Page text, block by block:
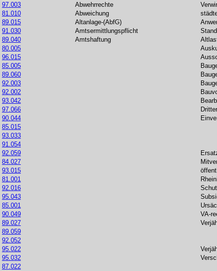
97.003
Abwehrrechte
81.010
Abweichung
89.015
Altanlage-(AbfG)
91.030
Amtsermittlungspflicht
89.040
Amtshaftung
80.005
96.015
85.005
89.060
92.003
92.002
93.042
97.066
Dritter
90.044
85.015
93.033
91.054
92.059
84.027
93.015
81.001
92.016
95.043
85.001
90.049
VA-
89.027
89.059
92.052
95.022
95.032
87.022